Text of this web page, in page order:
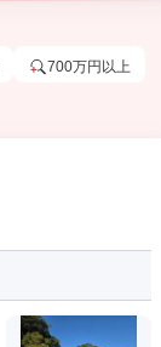
700万円以上